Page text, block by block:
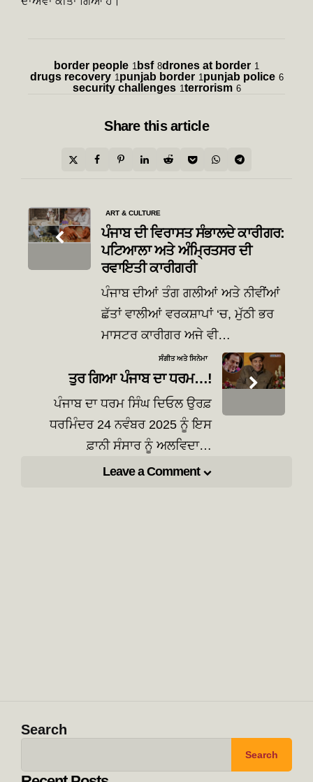
border people 1 bsf 8drones at border 1
drugs recovery 1 punjab border 1 punjab police 6
security challenges 1 terrorism 6
Share this article
Post
navigation
ART & CULTURE
ਪੰਜਾਬ ਦੀ ਵਿਰਾਸਤ ਸੰਭਾਲਦੇ ਕਾਰੀਗਰ:
ਪਟਿਆਲਾ ਅਤੇ ਅੰਮ੍ਰਿਤਸਰ ਦੀ
ਰਵਾਇਤੀ ਕਾਰੀਗਰੀ
ਪੰਜਾਬ ਦੀਆਂ ਤੰਗ ਗਲੀਆਂ ਅਤੇ ਨੀਵੀਂਆਂ
ਛੱਤਾਂ ਵਾਲੀਆਂ ਵਰਕਸ਼ਾਪਾਂ ‘ਚ, ਮੁੱਠੀ ਭਰ
ਮਾਸਟਰ ਕਾਰੀਗਰ ਅਜੇ ਵੀ…
ਸੰਗੀਤ ਅਤੇ ਸਿਨੇਮਾ
ਤੁਰ ਗਿਆ ਪੰਜਾਬ ਦਾ ਧਰਮ…!
ਪੰਜਾਬ ਦਾ ਧਰਮ ਸਿੰਘ ਦਿਓਲ ਉਰਫ਼
ਧਰਮਿੰਦਰ 24 ਨਵੰਬਰ 2025 ਨੂੰ ਇਸ
ਫ਼ਾਨੀ ਸੰਸਾਰ ਨੂੰ ਅਲਵਿਦਾ…
Leave a Comment
Search
Search